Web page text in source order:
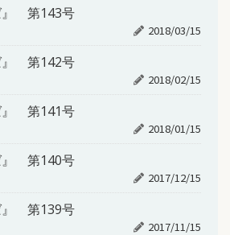
』 第143号
2018/03/15
』 第142号
2018/02/15
』 第141号
2018/01/15
』 第140号
2017/12/15
』 第139号
2017/11/15